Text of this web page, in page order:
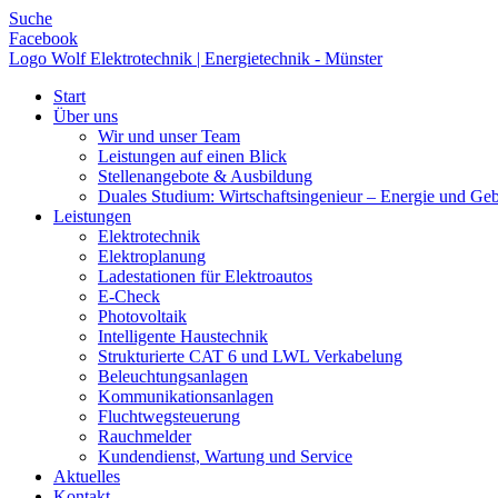
Suche
Facebook
Logo Wolf Elektrotechnik | Energietechnik - Münster
Start
Über uns
Wir und unser Team
Leistungen auf einen Blick
Stellenangebote & Ausbildung
Duales Studium: Wirtschaftsingenieur – Energie und
Leistungen
Elektrotechnik
Elektroplanung
Ladestationen für Elektroautos
E-Check
Photovoltaik
Intelligente Haustechnik
Strukturierte CAT 6 und LWL Verkabelung
Beleuchtungsanlagen
Kommunikationsanlagen
Fluchtwegsteuerung
Rauchmelder
Kundendienst, Wartung und Service
Aktuelles